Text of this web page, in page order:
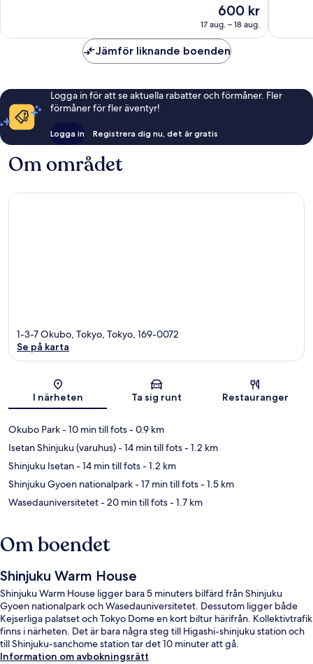
1 014 recensioner
Priset
600 kr
600 kr
17 aug. – 18 aug.
Jämför liknande boenden
Logga in för att se aktuella rabatter och förmåner. Fler
förmåner för fler äventyr!
Logga in Registrera dig nu, det är gratis
Om området
Karta
1-3-7 Okubo, Tokyo, Tokyo, 169-0072
Se på karta
I närheten Ta sig runt Restauranger
Okubo Park- 10 min till fots- 0.9 km
Isetan Shinjuku (varuhus)- 14 min till fots- 1.2 km
Shinjuku Isetan- 14 min till fots- 1.2 km
Shinjuku Gyoen nationalpark- 17 min till fots- 1.5 km
Wasedauniversitetet- 20 min till fots- 1.7 km
Om boendet
Shinjuku Warm House
Shinjuku Warm House ligger bara 5 minuters bilfärd från Shinjuku
Gyoen nationalpark och Wasedauniversitetet. Dessutom ligger både
Kejserliga palatset och Tokyo Dome en kort biltur härifrån. Kollektivtrafik
finns i närheten. Det är bara några steg till Higashi-shinjuku station och
till Shinjuku-sanchome station tar det 10 minuter att gå.
Information om avbokningsrätt